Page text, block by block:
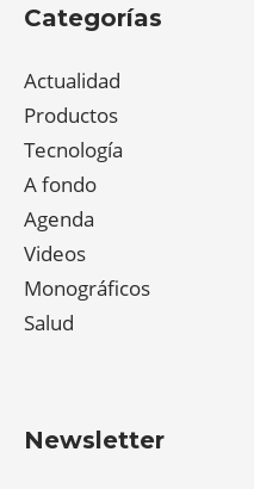
Categorías
Actualidad
Productos
Tecnología
A fondo
Agenda
Videos
Monográficos
Salud
Newsletter